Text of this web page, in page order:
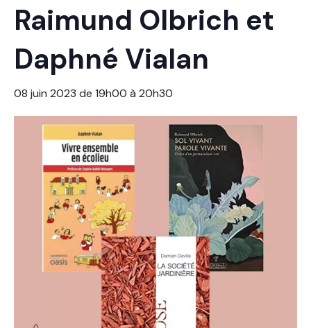
Raimund Olbrich et
Daphné Vialan
08 juin 2023 de 19h00 à 20h30